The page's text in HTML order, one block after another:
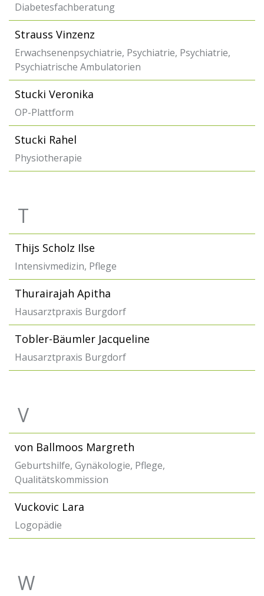
Diabetesfachberatung
Strauss Vinzenz
Erwachsenenpsychiatrie, Psychiatrie, Psychiatrie,
Psychiatrische Ambulatorien
Stucki Veronika
OP-Plattform
Stucki Rahel
Physiotherapie
T
Thijs Scholz Ilse
Intensivmedizin, Pflege
Thurairajah Apitha
Hausarztpraxis Burgdorf
Tobler-Bäumler Jacqueline
Hausarztpraxis Burgdorf
V
von Ballmoos Margreth
Geburtshilfe, Gynäkologie, Pflege,
Qualitätskommission
Vuckovic Lara
Logopädie
W